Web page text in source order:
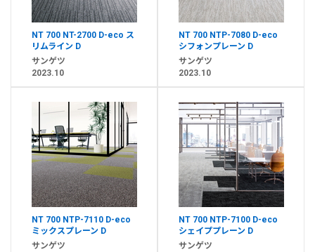
NT 700 NT-2700 D-eco ス
リムライン D
サンゲツ
2023.10
NT 700 NTP-7080 D-eco
シフォンプレーン D
サンゲツ
2023.10
NT 700 NTP-7110 D-eco
ミックスプレーン D
サンゲツ
NT 700 NTP-7100 D-eco
シェイププレーン D
サンゲツ